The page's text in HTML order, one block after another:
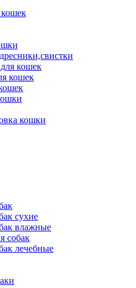
кошек
кошек
кошки
сухие
влажные
собак
лечебные